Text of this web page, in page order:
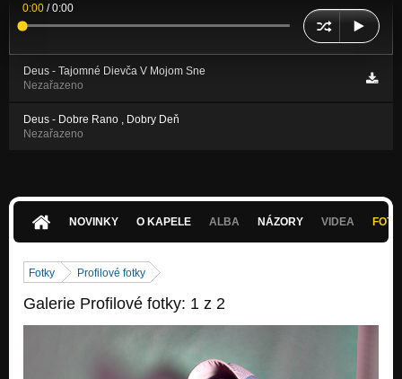
0:00 /0:00
Deus - Tajomné Dievča V Mojom Sne
Nezařazeno
Deus - Dobre Rano , Dobry Deň
Nezařazeno
NOVINKY O KAPELE ALBA NÁZORY VIDEA
Fotky Profilové fotky
Galerie Profilové fotky: 1 z 2